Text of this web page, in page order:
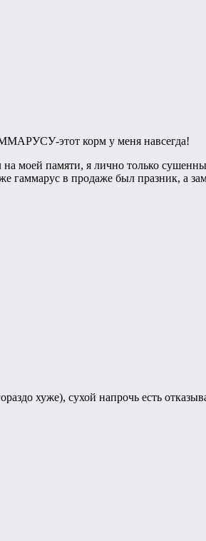
этот корм у меня навсегда!
моей памяти, я лично только
гаммарус в продаже был празник, а
хуже), сухой напрочь есть